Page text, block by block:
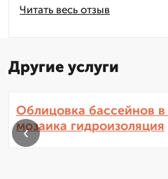
Читать весь отзыв
Другие услуги
Облицовка бассейнов
мозаика гидроизоляция
‹